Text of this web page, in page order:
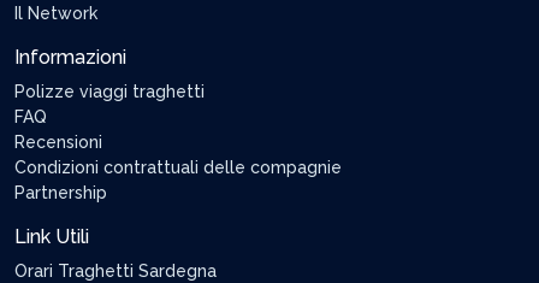
Il Network
Informazioni
Polizze viaggi traghetti
FAQ
Recensioni
Condizioni contrattuali delle compagnie
Partnership
Link Utili
Orari Traghetti Sardegna